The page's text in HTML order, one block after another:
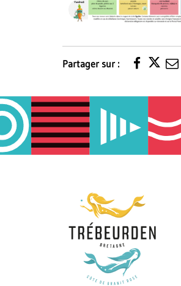
Partager sur :